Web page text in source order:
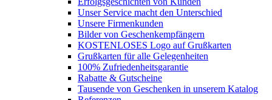
Unser Service macht den Unterschied
Unsere Firmenkunden
Bilder von Geschenkempfängern
KOSTENLOSES Logo auf Grußkarten
Grußkarten für alle Gelegenheiten
100% Zufriedenheitsgarantie
Rabatte & Gutscheine
Tausende von Geschenken in unserem Katalog